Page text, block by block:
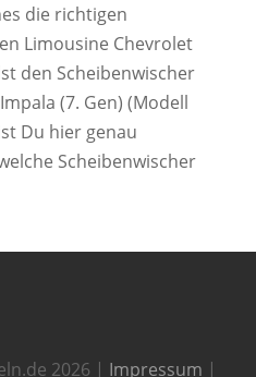
die richtigen
Limousine Chevrolet
den Scheibenwischer
(7. Gen) (Modell
Du hier genau
Scheibenwischer
2026 | Impressum |